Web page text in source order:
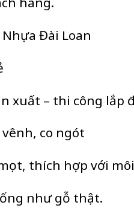
Đài Loan
xuất – thi công lắp
vênh, co ngót
thích hợp với
như gỗ thật.